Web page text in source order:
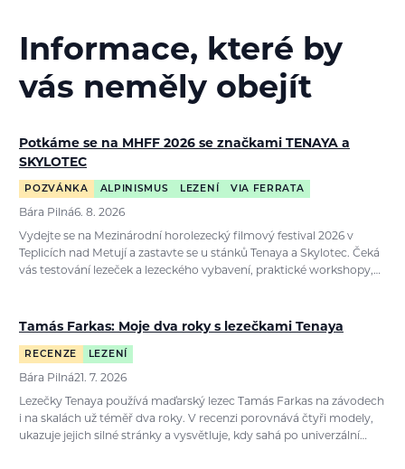
Informace, které by
vás neměly obejít
Potkáme se na MHFF 2026 se značkami TENAYA a
SKYLOTEC
POZVÁNKA ALPINISMUS LEZENÍ VIA FERRATA
Bára Pilná6. 8. 2026
Vydejte se na Mezinárodní horolezecký filmový festival 2026 v
Teplicích nad Metují a zastavte se u stánků Tenaya a Skylotec. Čeká
vás testování lezeček a lezeckého vybavení, praktické workshopy,…
Tamás Farkas: Moje dva roky s lezečkami Tenaya
RECENZE LEZENÍ
Bára Pilná21. 7. 2026
Lezečky Tenaya používá maďarský lezec Tamás Farkas na závodech
i na skalách už téměř dva roky. V recenzi porovnává čtyři modely,
ukazuje jejich silné stránky a vysvětluje, kdy sahá po univerzální…